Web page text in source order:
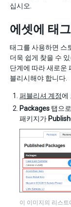
십시오.
에셋에 태
태그를 사용하면 스
더욱 쉽게 찾을 수
단계에 따라 새로운
블리시해야 합니다.
퍼블리셔 계정에
Packages 탭으
패키지가
이 이미지의 리스